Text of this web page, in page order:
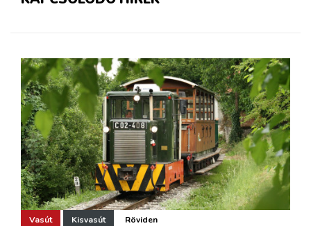
Vasút Kisvasút Röviden